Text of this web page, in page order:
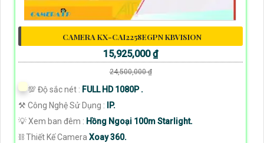
CAMERA KX-CAI2258EGPN KBVISION
15,925,000 ₫
24,500,000 ₫
💯 Độ sắc nét : FULL HD 1080P .
⚒ Công Nghệ Sử Dụng :
IP.
💡 Xem ban đêm : Hồng Ngoại 100m Starlight.
⛓ Thiết Kế Camera Xoay 360.